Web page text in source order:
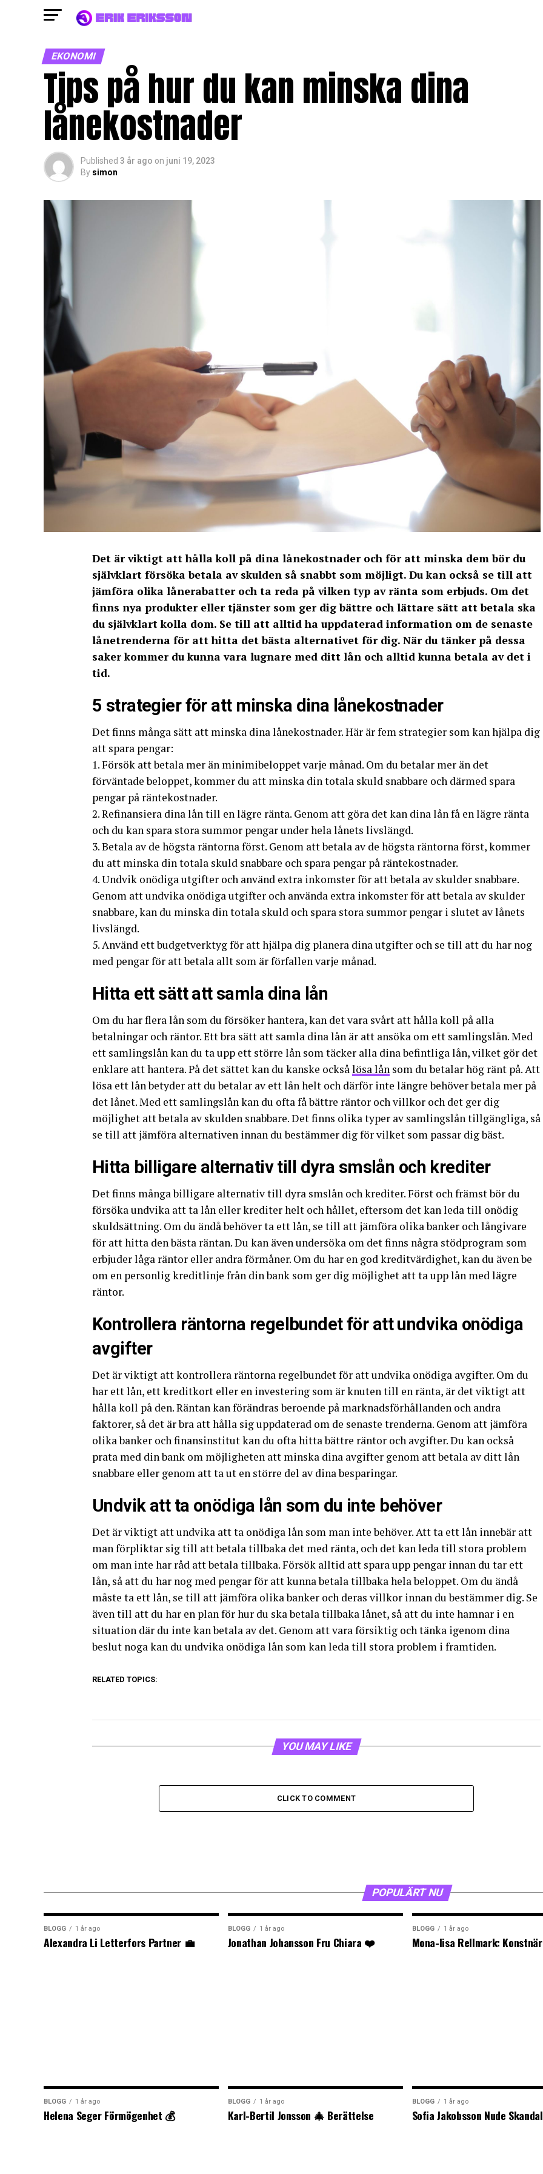
EKONOMI
Tips på hur du kan minska dina
lånekostnader
Published 3 år ago on juni 19, 2023
By simon
Det är viktigt att hålla koll på dina lånekostnader och för att minska dem bör du
självklart försöka betala av skulden så snabbt som möjligt. Du kan också se till att
jämföra olika lånerabatter och ta reda på vilken typ av ränta som erbjuds. Om det
finns nya produkter eller tjänster som ger dig bättre och lättare sätt att betala ska
du självklart kolla dom. Se till att alltid ha uppdaterad information om de senaste
lånetrenderna för att hitta det bästa alternativet för dig. När du tänker på dessa
saker kommer du kunna vara lugnare med ditt lån och alltid kunna betala av det i
tid.
5 strategier för att minska dina lånekostnader
Det finns många sätt att minska dina lånekostnader. Här är fem strategier som kan hjälpa dig
att spara pengar:
1. Försök att betala mer än minimibeloppet varje månad. Om du betalar mer än det
förväntade beloppet, kommer du att minska din totala skuld snabbare och därmed spara
pengar på räntekostnader.
2. Refinansiera dina lån till en lägre ränta. Genom att göra det kan dina lån få en lägre ränta
och du kan spara stora summor pengar under hela lånets livslängd.
3. Betala av de högsta räntorna först. Genom att betala av de högsta räntorna först, kommer
du att minska din totala skuld snabbare och spara pengar på räntekostnader.
4. Undvik onödiga utgifter och använd extra inkomster för att betala av skulder snabbare.
Genom att undvika onödiga utgifter och använda extra inkomster för att betala av skulder
snabbare, kan du minska din totala skuld och spara stora summor pengar i slutet av lånets
livslängd.
5. Använd ett budgetverktyg för att hjälpa dig planera dina utgifter och se till att du har nog
med pengar för att betala allt som är förfallen varje månad.
Hitta ett sätt att samla dina lån
Om du har flera lån som du försöker hantera, kan det vara svårt att hålla koll på alla
betalningar och räntor. Ett bra sätt att samla dina lån är att ansöka om ett samlingslån. Med
ett samlingslån kan du ta upp ett större lån som täcker alla dina befintliga lån, vilket gör det
enklare att hantera. På det sättet kan du kanske ocksålösa lån som du betalar hög ränt på. Att
lösa ett lån betyder att du betalar av ett lån helt och därför inte längre behöver betala mer på
det lånet. Med ett samlingslån kan du ofta få bättre räntor och villkor och det ger dig
möjlighet att betala av skulden snabbare. Det finns olika typer av samlingslån tillgängliga, så
se till att jämföra alternativen innan du bestämmer dig för vilket som passar dig bäst.
Hitta billigare alternativ till dyra smslån och krediter
Det finns många billigare alternativ till dyra smslån och krediter. Först och främst bör du
försöka undvika att ta lån eller krediter helt och hållet, eftersom det kan leda till onödig
skuldsättning. Om du ändå behöver ta ett lån, se till att jämföra olika banker och långivare
för att hitta den bästa räntan. Du kan även undersöka om det finns några stödprogram som
erbjuder låga räntor eller andra förmåner. Om du har en god kreditvärdighet, kan du även be
om en personlig kreditlinje från din bank som ger dig möjlighet att ta upp lån med lägre
räntor.
Kontrollera räntorna regelbundet för att undvika onödiga
avgifter
Det är viktigt att kontrollera räntorna regelbundet för att undvika onödiga avgifter. Om du
har ett lån, ett kreditkort eller en investering som är knuten till en ränta, är det viktigt att
hålla koll på den. Räntan kan förändras beroende på marknadsförhållanden och andra
faktorer, så det är bra att hålla sig uppdaterad om de senaste trenderna. Genom att jämföra
olika banker och finansinstitut kan du ofta hitta bättre räntor och avgifter. Du kan också
prata med din bank om möjligheten att minska dina avgifter genom att betala av ditt lån
snabbare eller genom att ta ut en större del av dina besparingar.
Undvik att ta onödiga lån som du inte behöver
Det är viktigt att undvika att ta onödiga lån som man inte behöver. Att ta ett lån innebär att
man förpliktar sig till att betala tillbaka det med ränta, och det kan leda till stora problem
om man inte har råd att betala tillbaka. Försök alltid att spara upp pengar innan du tar ett
lån, så att du har nog med pengar för att kunna betala tillbaka hela beloppet. Om du ändå
måste ta ett lån, se till att jämföra olika banker och deras villkor innan du bestämmer dig. Se
även till att du har en plan för hur du ska betala tillbaka lånet, så att du inte hamnar i en
situation där du inte kan betala av det. Genom att vara försiktig och tänka igenom dina
beslut noga kan du undvika onödiga lån som kan leda till stora problem i framtiden.
RELATED TOPICS:
YOU MAY LIKE
CLICK TO COMMENT
POPULÄRT NU
BLOGG 1 år ago
Alexandra Li Letterfors Partner 💼
BLOGG 1 år ago
Jonathan Johansson Fru Chiara ❤️
BLOGG 1 år ago
Mona-lisa Rellmark:
BLOGG 1 år ago
Helena Seger Förmögenhet 💰
BLOGG 1 år ago
Karl-Bertil Jonsson 🎄 Berättelse
BLOGG 1 år ago
Sofia Jakobsson Nude